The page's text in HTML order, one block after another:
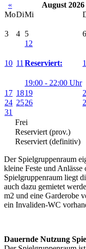
« August 2026
MoDiMi
3
4 5 6
10 11
12
Reserviert:
19:00 - 22:00 Uhr
17 1819
24 2526
31
Frei
Reserviert (prov.)
Reserviert (definitiv)
Der Spielgruppenraum
kleine Feste und
Spielgruppenraum liegt
auch dazu gemietet
m2 und eine Garderobe
ein Invaliden-WC
Dauernde Nutzung